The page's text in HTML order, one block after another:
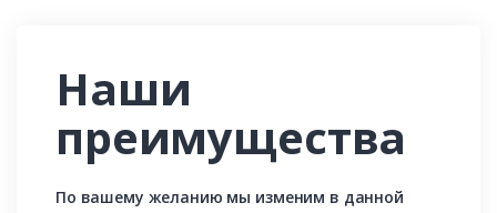
Наши
преимущества
По вашему желанию мы изменим в данной